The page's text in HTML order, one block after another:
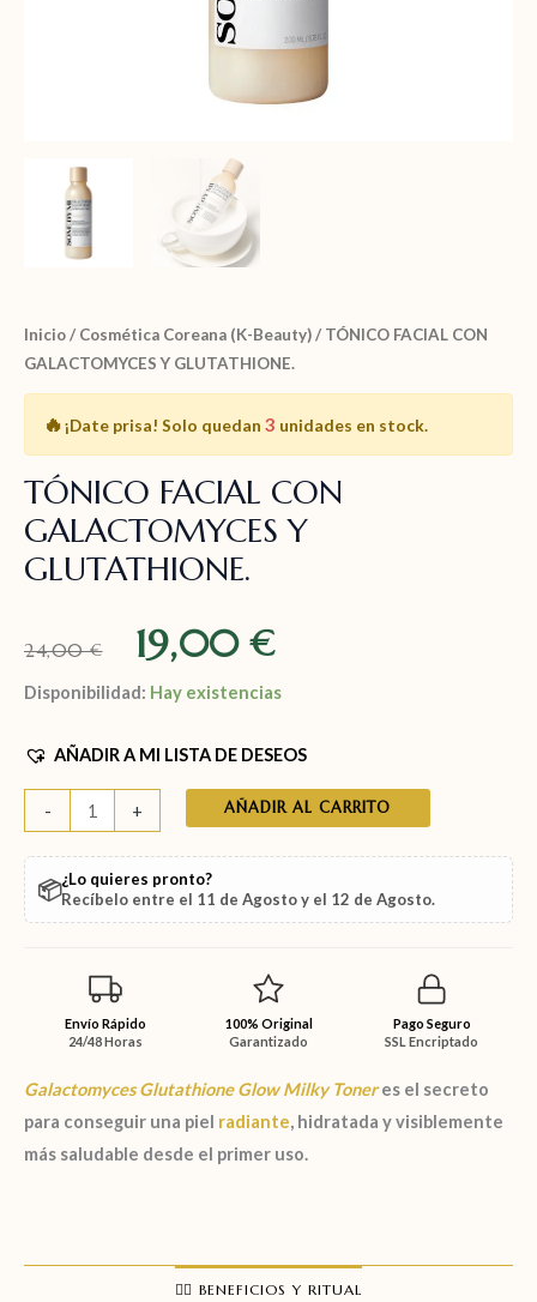
Inicio/ Cosmética Coreana (K-Beauty)/ TÓNICO FACIAL CON
GALACTOMYCES Y GLUTATHIONE.
🔥¡Date prisa! Solo quedan 3 unidades en stock.
TÓNICO FACIAL CON
GALACTOMYCES Y
GLUTATHIONE.
24,00€ 19,00€
Disponibilidad: Hay existencias
AÑADIR A MI LISTA DE DESEOS
- + AÑADIR AL CARRITO
📦¿Lo quieres pronto?
Recíbelo entre el 11 de Agostoy el 12 de Agosto.
Envío Rápido
24/48 Horas
100% Original
Garantizado
Pago Seguro
SSL Encriptado
Galactomyces Glutathione Glow Milky Toner es el secreto
para conseguir una piel radiante, hidratada y visiblemente
más saludable desde el primer uso.
🧖‍♀️ BENEFICIOS Y RITUAL